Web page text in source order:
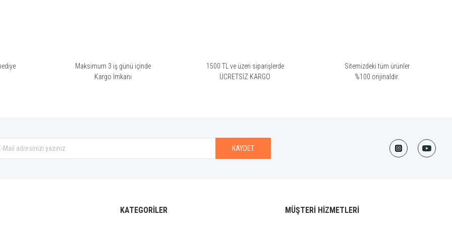
bir koku değil. İsmiyle de bağdaşlaştıramadım.
Maksimum 3 iş günü içinde
Kargo İmkanı
1500 TL ve üzeri siparişlerde
ÜCRETSİZ KARGO
Sitemizdeki tüm ürünler
%100 orijinaldir.
KAYDET
KATEGORİLER MÜŞTERİ HİZMETLERİ